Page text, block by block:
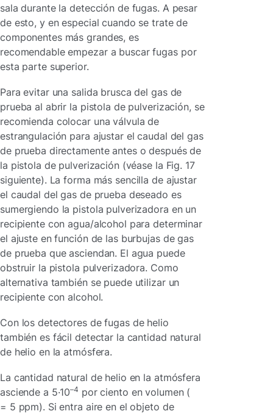
sala durante la detección de fugas. A pesar
de esto, y en especial cuando se trate de
componentes más grandes, es
recomendable empezar a buscar fugas por
esta parte superior.
Para evitar una salida brusca del gas de
prueba al abrir la pistola de pulverización, se
recomienda colocar una válvula de
estrangulación para ajustar el caudal del gas
de prueba directamente antes o después de
la pistola de pulverización (véase la Fig. 17
siguiente). La forma más sencilla de ajustar
el caudal del gas de prueba deseado es
sumergiendo la pistola pulverizadora en un
recipiente con agua/alcohol para determinar
el ajuste en función de las burbujas de gas
de prueba que asciendan. El agua puede
obstruir la pistola pulverizadora. Como
alternativa también se puede utilizar un
recipiente con alcohol.
Con los detectores de fugas de helio
también es fácil detectar la cantidad natural
de helio en la atmósfera.
La cantidad natural de helio en la atmósfera
asciende a 5·10–4 por ciento en volumen (
= 5 ppm). Si entra aire en el objeto de